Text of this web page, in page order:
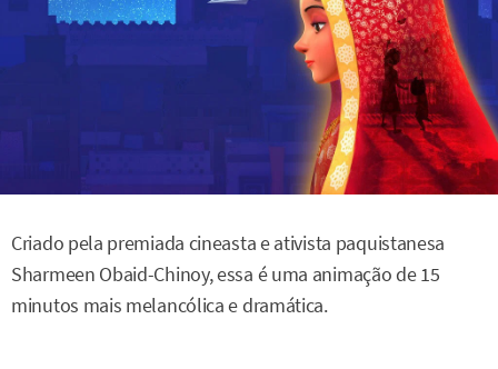
Criado pela premiada cineasta e ativista paquistanesa
Sharmeen Obaid-Chinoy, essa é uma animação de 15
minutos mais melancólica e dramática.